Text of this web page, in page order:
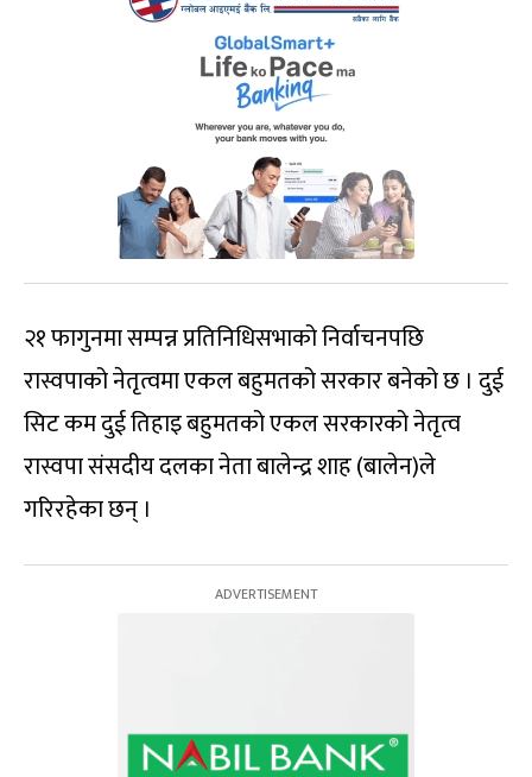
२१ फागुनमा सम्पन्न प्रतिनिधिसभाको निर्वाचनपछि
रास्वपाको नेतृत्वमा एकल बहुमतको सरकार बनेको छ । दुई
सिट कम दुई तिहाइ बहुमतको एकल सरकारको नेतृत्व
रास्वपा संसदीय दलका नेता बालेन्द्र शाह (बालेन)ले
गरिरहेका छन् ।